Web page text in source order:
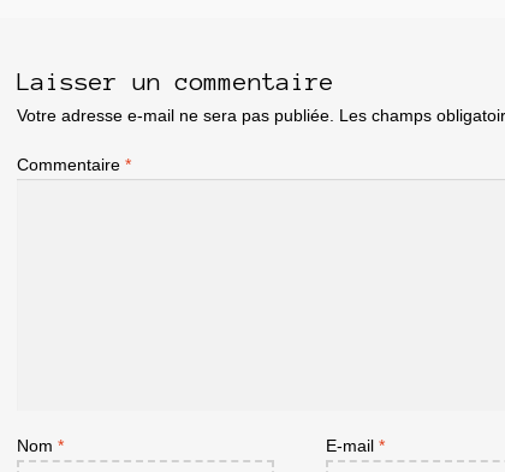
Laisser un commentaire
Votre adresse e-mail ne sera pas publiée. Les champs
Commentaire *
Nom * E-mail *